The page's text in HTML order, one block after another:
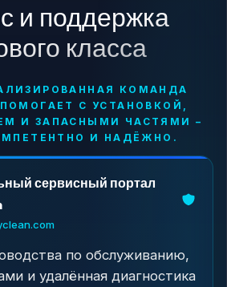
и поддержка
класса
КОМАНДА
С УСТАНОВКОЙ,
И ЗАПАСНЫМИ ЧАСТЯМИ –
И НАДЁЖНО.
сервисный портал
по обслуживанию,
и удалённая диагностика